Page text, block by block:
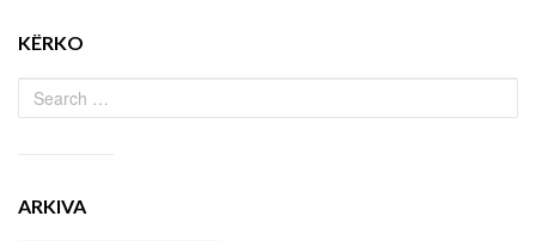
KËRKO
ARKIVA